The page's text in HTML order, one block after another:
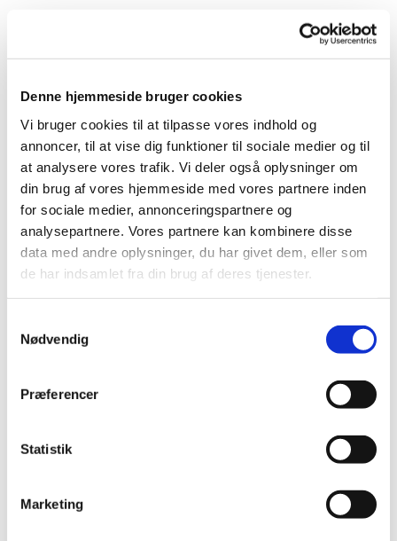
Denne hjemmeside bruger cookies
Vi bruger cookies til at tilpasse vores indhold og
annoncer, til at vise dig funktioner til sociale medier og til
at analysere vores trafik. Vi deler også oplysninger om
din brug af vores hjemmeside med vores partnere inden
for sociale medier, annonceringspartnere og
analysepartnere. Vores partnere kan kombinere disse
data med andre oplysninger, du har givet dem, eller som
de har indsamlet fra din brug af deres tjenester.
Nødvendig
Præferencer
Statistik
Marketing
Klokkeringning
præludium
Salme
læsning
Bøn
Salme
Apostolsk velsignelse
Postludium